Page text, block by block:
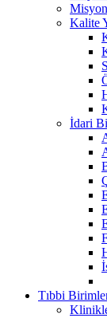
Kalite
İdari
Tıbbi